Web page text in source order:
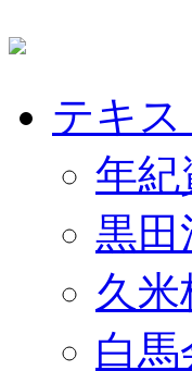
テキス
年紀
黒田
久米
白